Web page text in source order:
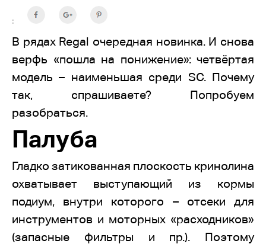
:
В рядах Regal очередная новинка. И снова
верфь «пошла на понижение»: четвёртая
модель – наименьшая среди SC. Почему
так, спрашиваете? Попробуем
разобраться.
Палуба
Гладко затикованная плоскость кринолина
охватывает выступающий из кормы
подиум, внутри которого – отсеки для
инструментов и моторных «расходников»
(запасные фильтры и пр.). Поэтому